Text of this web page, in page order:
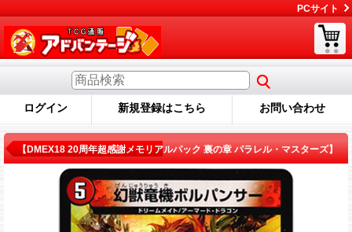
PCサイト
ログイン 新規登録はこちら お問い合わせ
商品詳細
【DMEX18 20周年超感謝メモリアルパック 裏の章 パラレル・マスターズ】